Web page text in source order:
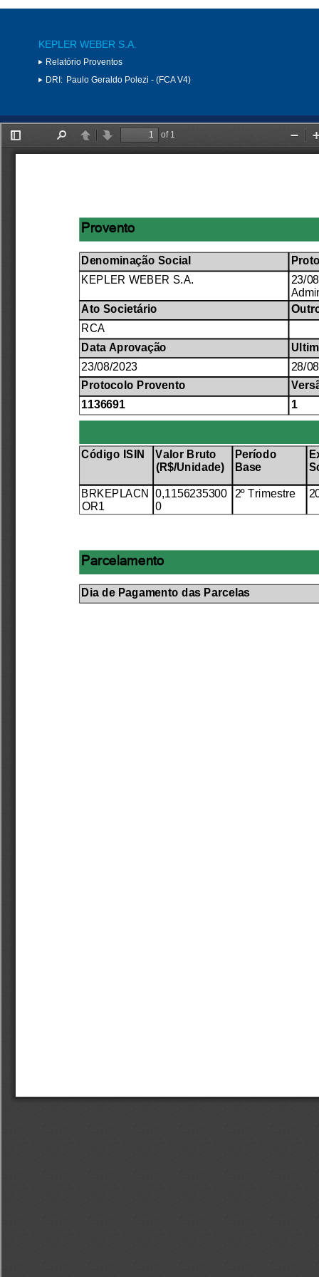
KEPLER WEBER S.A.
Relatório Proventos
DRI: Paulo Geraldo Polezi - (FCA V4)